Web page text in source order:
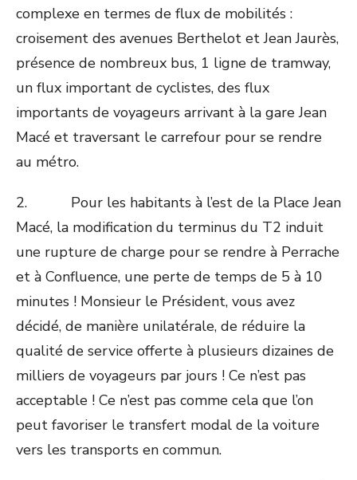
complexe en termes de flux de mobilités :
croisement des avenues Berthelot et Jean Jaurès,
présence de nombreux bus, 1 ligne de tramway,
un flux important de cyclistes, des flux
importants de voyageurs arrivant à la gare Jean
Macé et traversant le carrefour pour se rendre
au métro.
2. Pour les habitants à l’est de la Place Jean
Macé, la modification du terminus du T2 induit
une rupture de charge pour se rendre à Perrache
et à Confluence, une perte de temps de 5 à 10
minutes ! Monsieur le Président, vous avez
décidé, de manière unilatérale, de réduire la
qualité de service offerte à plusieurs dizaines de
milliers de voyageurs par jours ! Ce n’est pas
acceptable ! Ce n’est pas comme cela que l’on
peut favoriser le transfert modal de la voiture
vers les transports en commun.